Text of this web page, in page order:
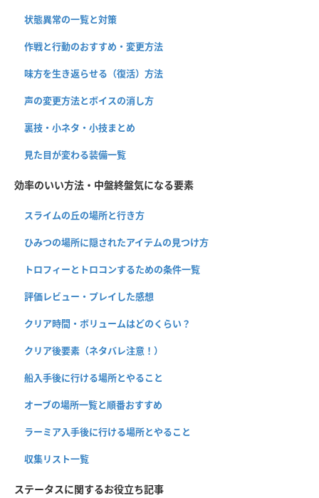
状態異常の一覧と対策
作戦と行動のおすすめ・変更方法
味方を生き返らせる（復活）方法
声の変更方法とボイスの消し方
裏技・小ネタ・小技まとめ
見た目が変わる装備一覧
効率のいい方法・中盤終盤気になる要素
スライムの丘の場所と行き方
ひみつの場所に隠されたアイテムの見つけ方
トロフィーとトロコンするための条件一覧
評価レビュー・プレイした感想
クリア時間・ボリュームはどのくらい？
クリア後要素（ネタバレ注意！）
船入手後に行ける場所とやること
オーブの場所一覧と順番おすすめ
ラーミア入手後に行ける場所とやること
収集リスト一覧
ステータスに関するお役立ち記事